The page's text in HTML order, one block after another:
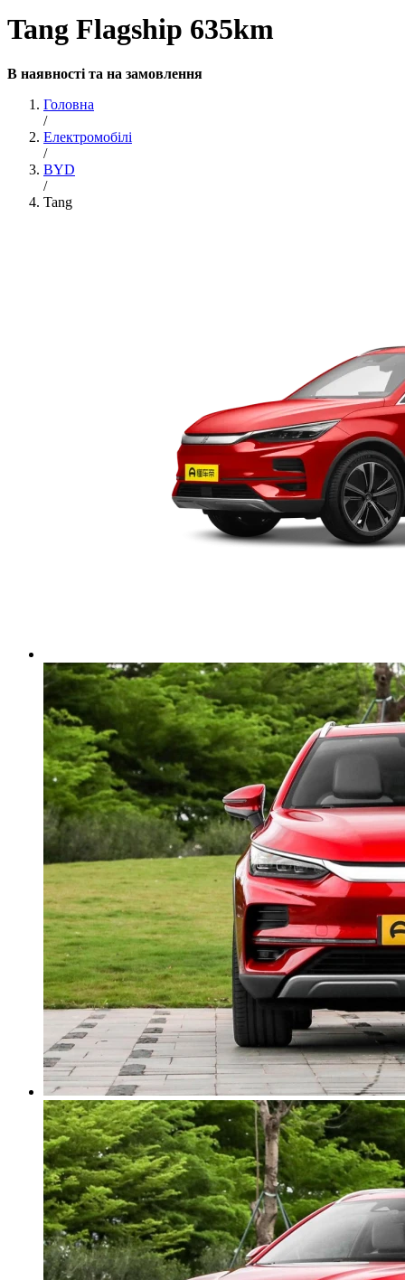
Tang Flagship 635km
В наявності та на замовлення
Головна
/
Електромобілі
/
BYD
/
Tang